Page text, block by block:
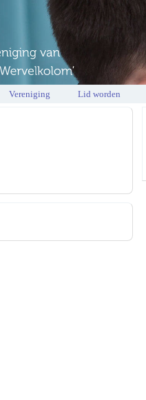
Vereniging Lid worden